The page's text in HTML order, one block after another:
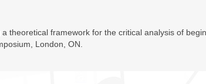
theoretical framework for the critical analysis of
London, ON.